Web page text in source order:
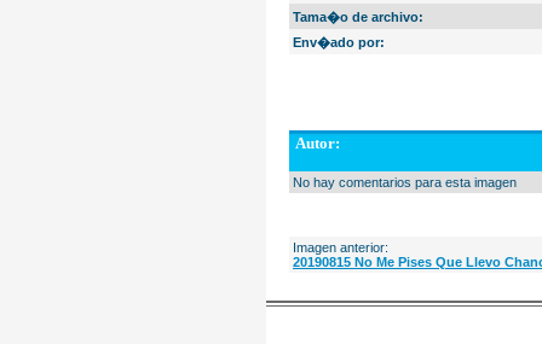
Tama�o de archivo:
Env�ado por:
Autor:
No hay comentarios para esta imagen
Imagen anterior:
20190815 No Me Pises Que Llevo